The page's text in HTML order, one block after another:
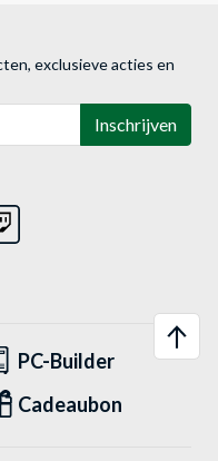
exclusieve acties en
Inschrijven
PC-Builder
Cadeaubon